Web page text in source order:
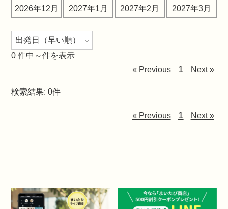
2026年12月 2027年1月 2027年2月 2027年3月
0 件中～件を表示
« Previous
1 Next »
検索結果: 0件
« Previous 1 Next »